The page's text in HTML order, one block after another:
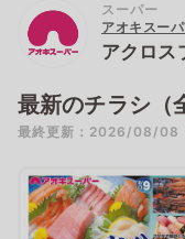
スーパー
アオキスー
アクロス
最新のチラシ（
最終更新：2026/08/08